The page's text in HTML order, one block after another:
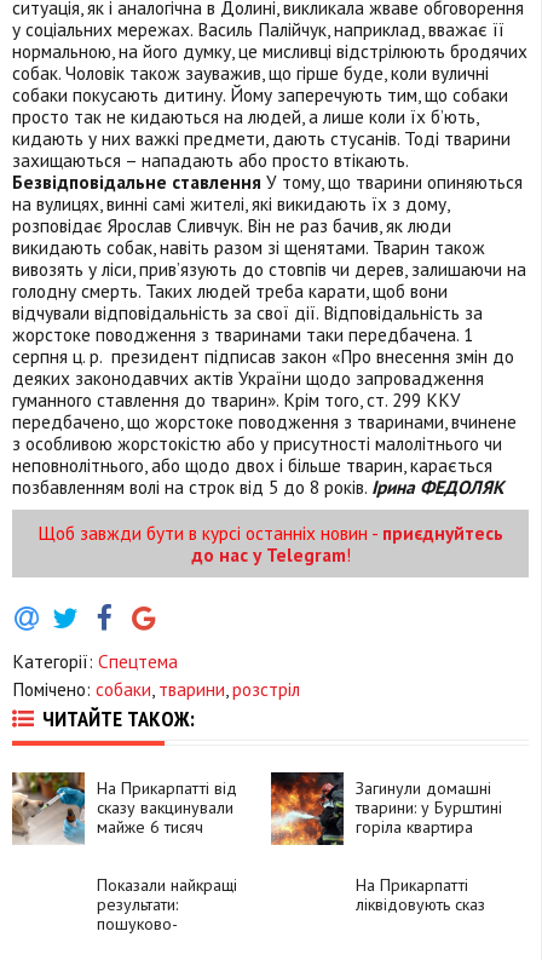
ситуація, як і аналогічна в Долині, викликала жваве обговорення
у соціальних мережах. Василь Палійчук, наприклад, вважає її
нормальною, на його думку, це мисливці відстрілюють бродячих
собак. Чоловік також зауважив, що гірше буде, коли вуличні
собаки покусають дитину. Йому заперечують тим, що собаки
просто так не кидаються на людей, а лише коли їх б’ють,
кидають у них важкі предмети, дають стусанів. Тоді тварини
захищаються – нападають або просто втікають.
Безвідповідальне ставлення У тому, що тварини опиняються
на вулицях, винні самі жителі, які викидають їх з дому,
розповідає Ярослав Сливчук. Він не раз бачив, як люди
викидають собак, навіть разом зі щенятами. Тварин також
вивозять у ліси, прив’язують до стовпів чи дерев, залишаючи на
голодну смерть. Таких людей треба карати, щоб вони
відчували відповідальність за свої дії. Відповідальність за
жорстоке поводження з тваринами таки передбачена. 1
серпня ц. р. президент підписав закон «Про внесення змін до
деяких законодавчих актів України щодо запровадження
гуманного ставлення до тварин». Крім того, ст. 299 ККУ
передбачено, що жорстоке поводження з тваринами, вчинене
з особливою жорстокістю або у присутності малолітнього чи
неповнолітнього, або щодо двох і більше тварин, карається
позбавленням волі на строк від 5 до 8 років. Ірина ФЕДОЛЯК
Щоб завжди бути в курсі останніх новин - приєднуйтесь
до нас у Telegram!
Категорії: Спецтема
Помічено: собаки тварини розстріл
ЧИТАЙТЕ ТАКОЖ:
На Прикарпатті від
сказу вакцинували
майже 6 тисяч
Загинули домашні
тварини: у Бурштині
горіла квартира
Показали найкращі
результати:
пошуково-
На Прикарпатті
ліквідовують сказ